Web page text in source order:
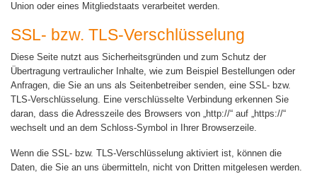
Union oder eines Mitgliedstaats verarbeitet werden.
SSL- bzw. TLS-Verschlüsselung
Diese Seite nutzt aus Sicherheitsgründen und zum Schutz der
Übertragung vertraulicher Inhalte, wie zum Beispiel Bestellungen oder
Anfragen, die Sie an uns als Seitenbetreiber senden, eine SSL- bzw.
TLS-Verschlüsselung. Eine verschlüsselte Verbindung erkennen Sie
daran, dass die Adresszeile des Browsers von „http://“ auf „https://“
wechselt und an dem Schloss-Symbol in Ihrer Browserzeile.
Wenn die SSL- bzw. TLS-Verschlüsselung aktiviert ist, können die
Daten, die Sie an uns übermitteln, nicht von Dritten mitgelesen werden.